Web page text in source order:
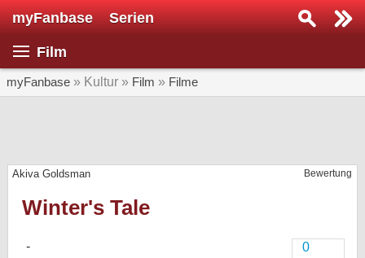
myFanbase Serien
Film
myFanbase » Kultur » Film » Filme
Bewertung
Akiva Goldsman
Winter's Tale
0
Serie suchen...
SERIEN